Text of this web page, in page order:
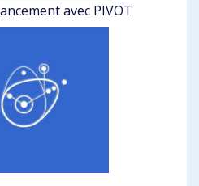
avec PIVOT